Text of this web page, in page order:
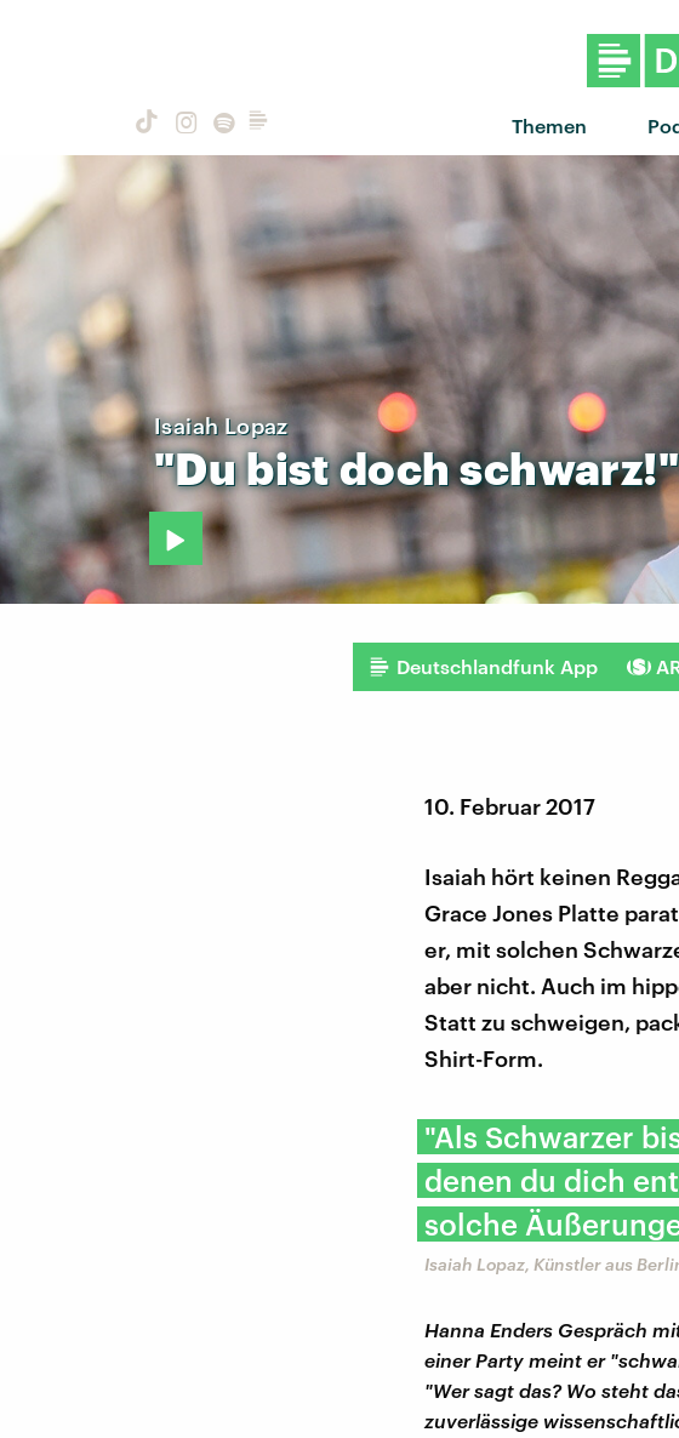
Themen
Isaiah Lopaz
"Dubistdochschwarz!"
Deutschlandfunk App
10. Februar 2017
Isaiah hört keinen
Grace Jones Platte
er, mit solchen
aber nicht. Auch im
Statt zu schweigen,
Shirt-Form.
"Als Schwarzer
denen du dich
solche
Isaiah Lopaz, Künstler aus
Hanna Enders Gespräch
einer Party meint er
"Wer sagt das? Wo steht
zuverlässige